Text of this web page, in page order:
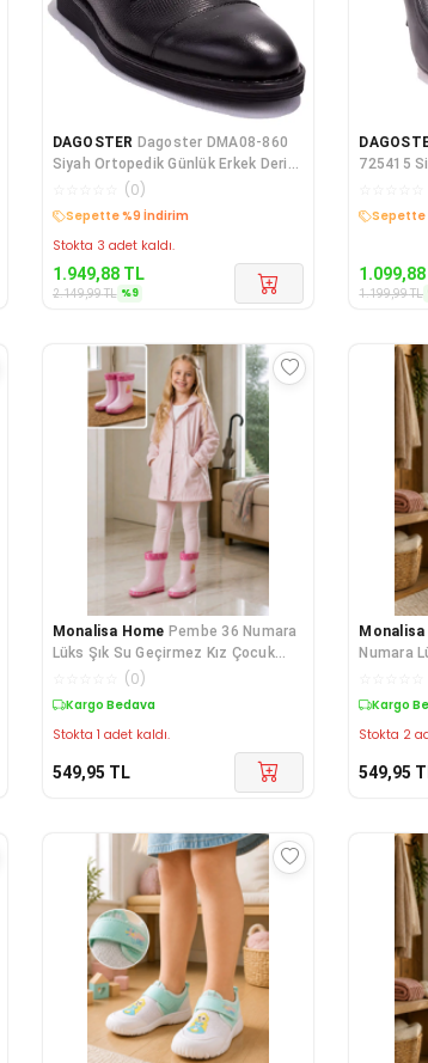
DAGOSTER Dagoster DMA08-860
Siyah Ortopedik Günlük Erkek Deri
(0)
Kargo Bedava
Stokta 3 adet kaldı.
1.949,88 TL
2.149,99TL %9
725415
Kargo
1.099,88
1.199,99TL
Monalisa Home Pembe 36 Numara
Lüks Şık Su Geçirmez Kız Çocuk
(0)
Kargo Bedava
Stokta 1 adet kaldı.
549,95 TL
Monalisa
Numara
Çocuk
Kargo
Stokta 2
549,95